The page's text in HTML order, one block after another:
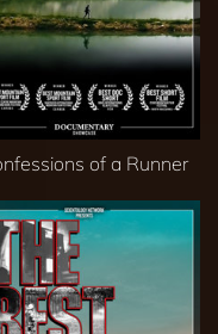
of a Runner